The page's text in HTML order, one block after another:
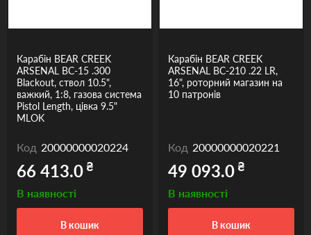
Карабін BEAR CREEK
ARSENAL BC-15 .300
Blackout, ствол 10.5",
важкий, 1:8, газова система
Pistol Length, цівка 9.5"
MLOK
Код 20000000020224
66 413.0₴
В наявності
в кошик
Карабін BEAR CREEK
ARSENAL BC-210 .22 LR,
16", роторний магазин на
10 патронів
Код 20000000020221
49 093.0₴
В наявності
в кошик